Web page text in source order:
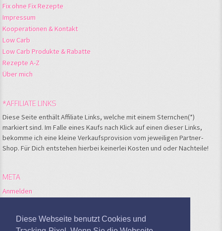
Diese Webseite benutzt Cookies und
Fix ohne Fix Rezepte
Impressum
Kooperationen & Kontakt
Low Carb
Low Carb Produkte & Rabatte
Rezepte A-Z
Über mich
*AFFILIATE LINKS
Diese Seite enthält Affiliate Links, welche mit einem Sternchen(*)
markiert sind. Im Falle eines Kaufs nach Klick auf einen dieser Links,
bekomme ich eine kleine Verkaufsprovision vom jeweiligen Partner-
Shop. Für Dich entstehen hierbei keinerlei Kosten und oder Nachteile!
META
Anmelden
Kommentare-Feed